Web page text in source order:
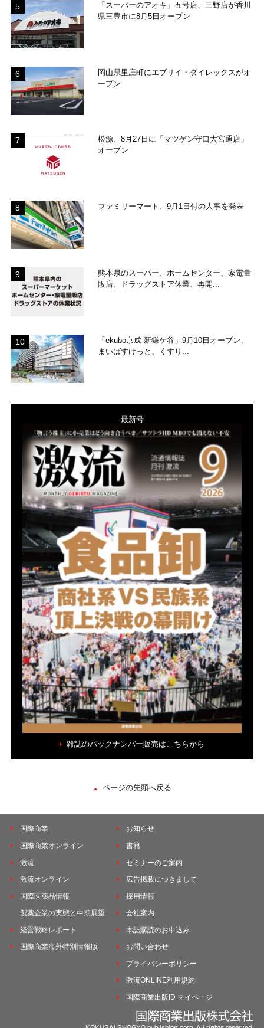
「スーパーのアオキ」五号店、三野店が香川
県三豊市に8月5日オープン
岡山県里庄町にエブリイ・ダイレックスがオ
ープン
松源、8月27日に「マツゲン守口大宮通店」
オープン
ファミリーマート、9月1日付の人事を発表
熊本県のスーパー、ホームセンター、家電量
販店、ドラッグストア休業、再開...
「ekubo京成 新鎌ケ谷」9月10日オープン、
まいばすけっと、くすり...
-最新号-
雑誌のバックナンバー販売はこちらから
ページの先頭へ戻る
国際商業
国際商業オンライン
激流
激流オンライン
国際医薬品情報
製薬企業の実態と中期展望
経営戦略レポート
国際商業海外特別情報版
お知らせ
書籍
セミナーのご案内
広告掲載につきまして
採用情報
会社案内
本誌購読のお申込み
お問い合わせ
プライバシーポリシー
激流ONLINE利用規約
国際商業出版ID マイページ